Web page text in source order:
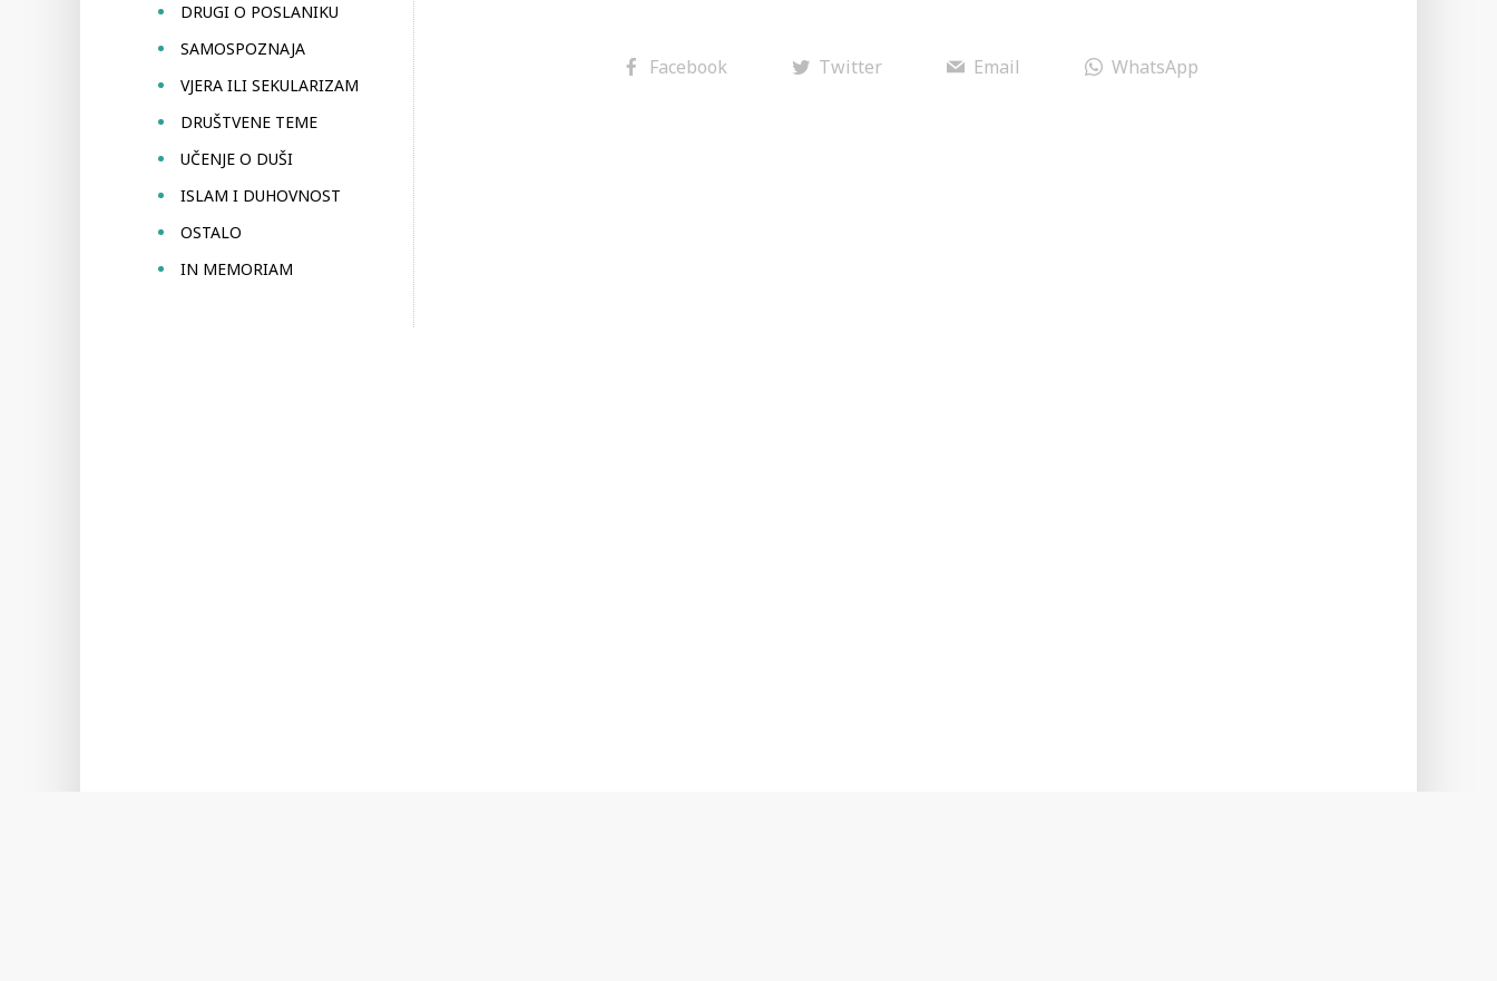
DRUGI O POSLANIKU
SAMOSPOZNAJA
VJERA ILI SEKULARIZAM
DRUŠTVENE TEME
UČENJE O DUŠI
ISLAM I DUHOVNOST
OSTALO
IN MEMORIAM
Facebook Twitter Email WhatsApp